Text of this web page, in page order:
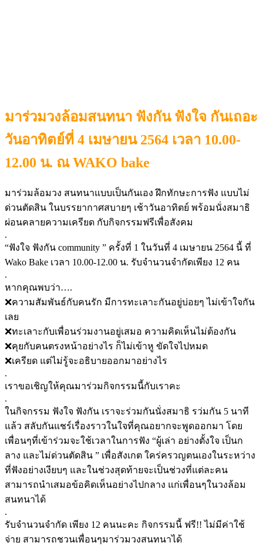
มาร่วมวงล้อมสนทนา ฟังกัน ฟังใจ กันเถอะ
วันอาทิตย์ที่ 4 เมษายน 2564 เวลา 10.00-
12.00 น. ณ WAKO bake
มาร่วมล้อมวง สนทนาแบบเป็นกันเอง ฝึกทักษะการฟัง แบบไม่
ด่วนตัดสิน ในบรรยากาศสบายๆ เช้าวันอาทิตย์ พร้อมนั่งสมาธิ
ผ่อนคลายความเครียด กับกิจกรรมฟรีเพื่อสังคม
.
“ฟังใจ ฟังกัน community ” ครั้งที่ 1 ในวันที่ 4 เมษายน 2564 นี้ ที่
Wako Bake เวลา 10.00-12.00 น. รับจำนวนจำกัดเพียง 12 คน
.
หากคุณพบว่า….
❌ความสัมพันธ์กับคนรัก มีการทะเลาะกันอยู่บ่อยๆ ไม่เข้าใจกัน
เลย
❌ทะเลาะกับเพื่อนร่วมงานอยู่เสมอ ความคิดเห็นไม่ต้องกัน
❌คุยกับคนตรงหน้าอย่างไร ก็ไม่เข้าหู ขัดใจไปหมด
❌เครียด แต่ไม่รู้จะอธิบายออกมาอย่างไร
.
เราขอเชิญให้คุณมาร่วมกิจกรรมนี้กับเราคะ
.
ในกิจกรรม ฟังใจ ฟังกัน เราจะร่วมกันนั่งสมาธิ รว่มกัน 5 นาที
แล้ว สลับกันแชร์เรื่องราวในใจที่คุณอยากจะพูดออกมา โดย
เพื่อนๆที่เข้าร่วมจะใช้เวลาในการฟัง “ผู้เล่า อย่างตั้งใจ เป็นก
ลาง และไม่ด่วนตัดสิน ” เพื่อสังเกต ใคร่ครวญตนเองในระหว่าง
ที่ฟังอย่างเงียบๆ และในช่วงสุดท้ายจะเป็นช่วงที่แต่ละคน
สามารถนำเสมอข้อคิดเห็นอย่างไปกลาง แก่เพื่อนๆในวงล้อม
สนทนาได้
.
รับจำนวนจำกัด เพียง 12 คนนะคะ กิจกรรมนี้ ฟรี!! ไม่มีค่าใช้
จ่าย สามารถชวนเพื่อนๆมาร่วมวงสนทนาได้